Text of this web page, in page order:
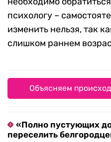
психологу –
изменить нельзя, так
слишком раннем
Объясняем
«Полно пустующих
переселить